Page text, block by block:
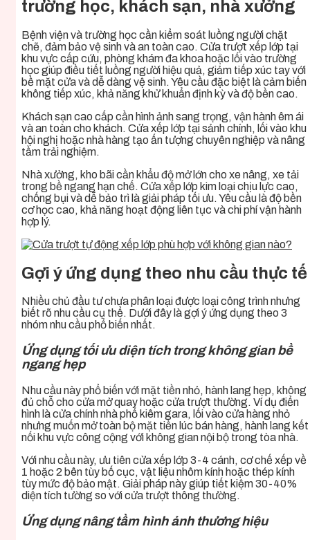
trường học, khách sạn, nhà xưởng
Bệnh viện và trường học cần kiểm soát luồng người chặt
chẽ, đảm bảo vệ sinh và an toàn cao. Cửa trượt xếp lớp tại
khu vực cấp cứu, phòng khám đa khoa hoặc lối vào trường
học giúp điều tiết luồng người hiệu quả, giảm tiếp xúc tay với
bề mặt cửa và dễ dàng vệ sinh. Yêu cầu đặc biệt là cảm biến
không tiếp xúc, khả năng khử khuẩn định kỳ và độ bền cao.
Khách sạn cao cấp cần hình ảnh sang trọng, vận hành êm ái
và an toàn cho khách. Cửa xếp lớp tại sảnh chính, lối vào khu
hội nghị hoặc nhà hàng tạo ấn tượng chuyên nghiệp và nâng
tầm trải nghiệm.
Nhà xưởng, kho bãi cần khẩu độ mở lớn cho xe nâng, xe tải
trong bề ngang hạn chế. Cửa xếp lớp kim loại chịu lực cao,
chống bụi và dễ bảo trì là giải pháp tối ưu. Yêu cầu là độ bền
cơ học cao, khả năng hoạt động liên tục và chi phí vận hành
hợp lý.
Gợi ý ứng dụng theo nhu cầu thực tế
Nhiều chủ đầu tư chưa phân loại được loại công trình nhưng
biết rõ nhu cầu cụ thể. Dưới đây là gợi ý ứng dụng theo 3
nhóm nhu cầu phổ biến nhất.
Ứng dụng tối ưu diện tích trong không gian bề
ngang hẹp
Nhu cầu này phổ biến với mặt tiền nhỏ, hành lang hẹp, không
đủ chỗ cho cửa mở quay hoặc cửa trượt thường. Ví dụ điển
hình là cửa chính nhà phố kiêm gara, lối vào cửa hàng nhỏ
nhưng muốn mở toàn bộ mặt tiền lúc bán hàng, hành lang kết
nối khu vực công cộng với không gian nội bộ trong tòa nhà.
Với nhu cầu này, ưu tiên cửa xếp lớp 3-4 cánh, cơ chế xếp về
1 hoặc 2 bên tùy bố cục, vật liệu nhôm kính hoặc thép kính
tùy mức độ bảo mật. Giải pháp này giúp tiết kiệm 30-40%
diện tích tường so với cửa trượt thông thường.
Ứng dụng nâng tầm hình ảnh thương hiệu